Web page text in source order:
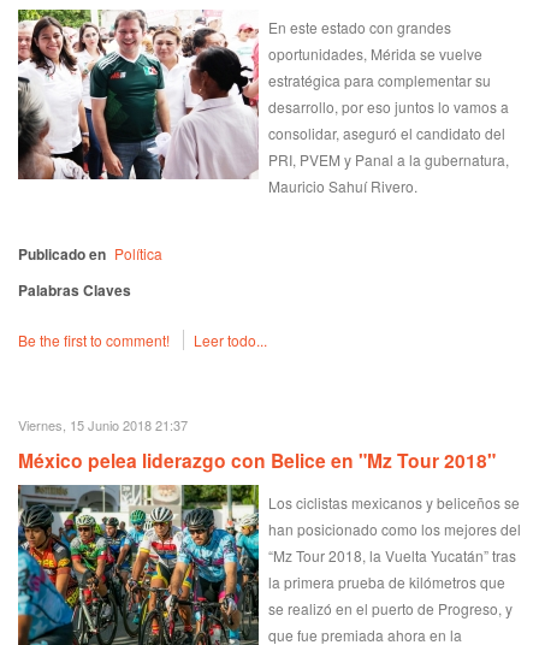
En este estado con grandes
oportunidades, Mérida se vuelve
estratégica para complementar su
desarrollo, por eso juntos lo vamos a
consolidar, aseguró el candidato del
PRI, PVEM y Panal a la gubernatura,
Mauricio Sahuí Rivero.
Publicado en Política
Palabras Claves
Be the first to comment! Leer todo...
Viernes, 15 Junio 2018 21:37
México pelea liderazgo con Belice en "Mz Tour 2018"
Los ciclistas mexicanos y beliceños se
han posicionado como los mejores del
“Mz Tour 2018, la Vuelta Yucatán” tras
la primera prueba de kilómetros que
se realizó en el puerto de Progreso, y
que fue premiada ahora en la